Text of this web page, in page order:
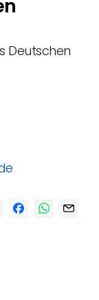
Deutschen